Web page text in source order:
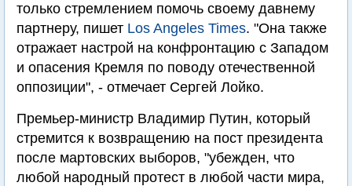
только стремлением помочь своему давнему
партнеру, пишет Los Angeles Times. "Она также
отражает настрой на конфронтацию с Западом
и опасения Кремля по поводу отечественной
оппозиции", - отмечает Сергей Лойко.
Премьер-министр Владимир Путин, который
стремится к возвращению на пост президента
после мартовских выборов, "убежден, что
любой народный протест в любой части мира,